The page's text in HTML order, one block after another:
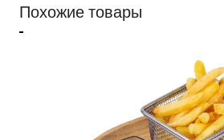
Похожие товары